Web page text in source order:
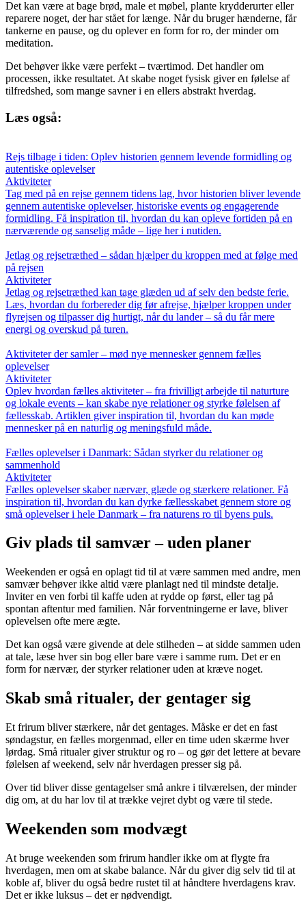
Det kan være at bage brød, male et møbel, plante krydderurter eller
reparere noget, der har stået for længe. Når du bruger hænderne, får
tankerne en pause, og du oplever en form for ro, der minder om
meditation.
Det behøver ikke være perfekt – tværtimod. Det handler om
processen, ikke resultatet. At skabe noget fysisk giver en følelse af
tilfredshed, som mange savner i en ellers abstrakt hverdag.
Læs også:
Rejs tilbage i tiden: Oplev historien gennem levende formidling og
autentiske oplevelser
Aktiviteter
Tag med på en rejse gennem tidens lag, hvor historien bliver levende
gennem autentiske oplevelser, historiske events og engagerende
formidling. Få inspiration til, hvordan du kan opleve fortiden på en
nærværende og sanselig måde – lige her i nutiden.
Jetlag og rejsetræthed – sådan hjælper du kroppen med at følge med
på rejsen
Aktiviteter
Jetlag og rejsetræthed kan tage glæden ud af selv den bedste ferie.
Læs, hvordan du forbereder dig før afrejse, hjælper kroppen under
flyrejsen og tilpasser dig hurtigt, når du lander – så du får mere
energi og overskud på turen.
Aktiviteter der samler – mød nye mennesker gennem fælles
oplevelser
Aktiviteter
Oplev hvordan fælles aktiviteter – fra frivilligt arbejde til naturture
og lokale events – kan skabe nye relationer og styrke følelsen af
fællesskab. Artiklen giver inspiration til, hvordan du kan møde
mennesker på en naturlig og meningsfuld måde.
Fælles oplevelser i Danmark: Sådan styrker du relationer og
sammenhold
Aktiviteter
Fælles oplevelser skaber nærvær, glæde og stærkere relationer. Få
inspiration til, hvordan du kan dyrke fællesskabet gennem store og
små oplevelser i hele Danmark – fra naturens ro til byens puls.
Giv plads til samvær – uden planer
Weekenden er også en oplagt tid til at være sammen med andre, men
samvær behøver ikke altid være planlagt ned til mindste detalje.
Inviter en ven forbi til kaffe uden at rydde op først, eller tag på
spontan aftentur med familien. Når forventningerne er lave, bliver
oplevelsen ofte mere ægte.
Det kan også være givende at dele stilheden – at sidde sammen uden
at tale, læse hver sin bog eller bare være i samme rum. Det er en
form for nærvær, der styrker relationer uden at kræve noget.
Skab små ritualer, der gentager sig
Et frirum bliver stærkere, når det gentages. Måske er det en fast
søndagstur, en fælles morgenmad, eller en time uden skærme hver
lørdag. Små ritualer giver struktur og ro – og gør det lettere at bevare
følelsen af weekend, selv når hverdagen presser sig på.
Over tid bliver disse gentagelser små ankre i tilværelsen, der minder
dig om, at du har lov til at trække vejret dybt og være til stede.
Weekenden som modvægt
At bruge weekenden som frirum handler ikke om at flygte fra
hverdagen, men om at skabe balance. Når du giver dig selv tid til at
koble af, bliver du også bedre rustet til at håndtere hverdagens krav.
Det er ikke luksus – det er nødvendigt.